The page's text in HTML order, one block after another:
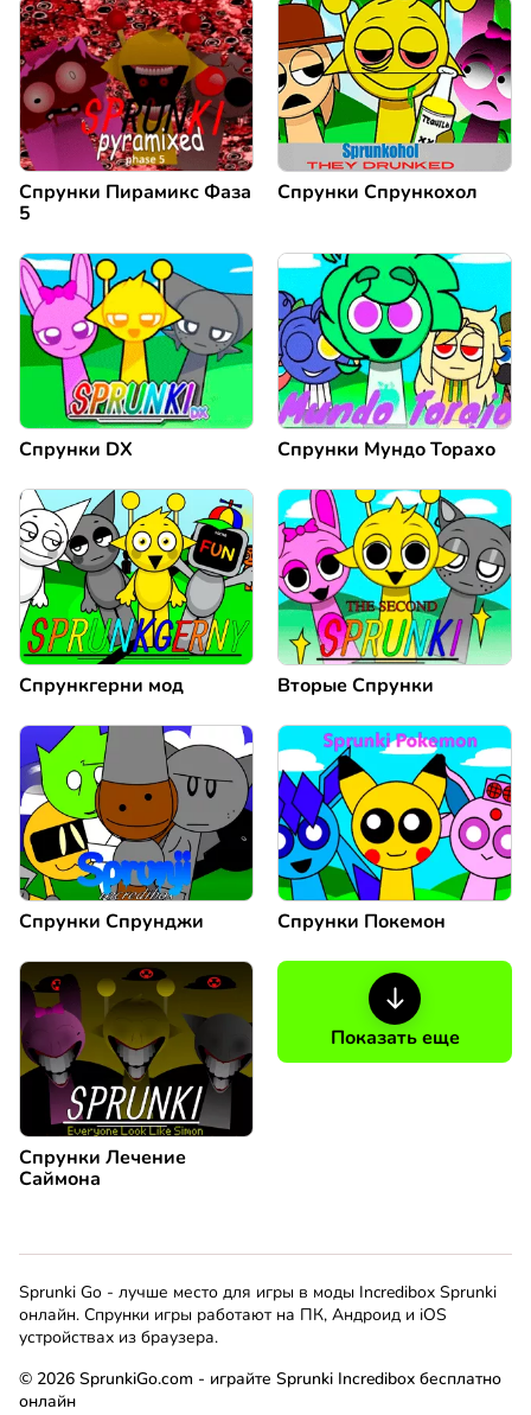
Спрунки Пирамикс Фаза
5
Спрунки Спрункохол
Спрунки DX Спрунки Мундо Торахо
Спрункгерни мод Вторые Спрунки
Спрунки Спрунджи Спрунки Покемон
Спрунки Лечение
Саймона
Показать еще
Sprunki Go - лучше место для игры в моды Incredibox Sprunki
онлайн. Спрунки игры работают на ПК, Андроид и iOS
устройствах из браузера.
© 2026 SprunkiGo.com - играйте Sprunki Incredibox бесплатно
онлайн